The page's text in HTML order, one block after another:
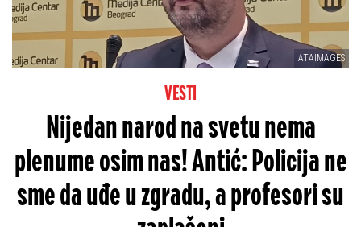
ATAIMAGES
VESTI
Nijedan narod na svetu nema
plenume osim nas! Antić: Policija ne
sme da uđe u zgradu, a profesori su